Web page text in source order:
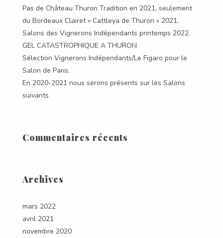
Pas de Château Thuron Tradition en 2021, seulement
du Bordeaux Clairet « Cattleya de Thuron » 2021.
Salons des Vignerons Indépendants printemps 2022.
GEL CATASTROPHIQUE A THURON
Sélection Vignerons Indépendants/Le Figaro pour le
Salon de Paris.
En 2020-2021 nous serons présents sur les Salons
suivants
Commentaires récents
Archives
mars 2022
avril 2021
novembre 2020